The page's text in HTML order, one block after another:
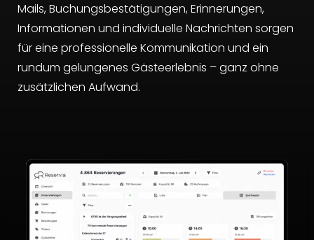
Mails, Buchungsbestätigungen, Erinnerungen,
Informationen und individuelle Nachrichten sorgen
für eine professionelle Kommunikation und ein
rundum gelungenes Gästeerlebnis – ganz ohne
zusätzlichen Aufwand.